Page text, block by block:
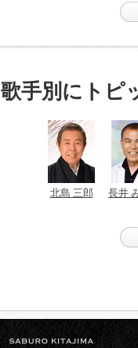
歌手別にトピ
北島 三郎 長井